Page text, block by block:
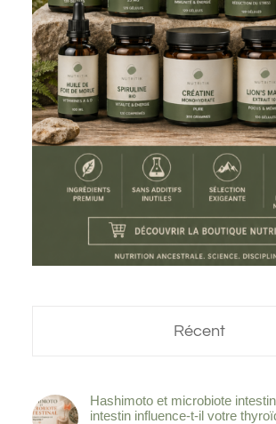
Récent
Hashimoto et microbiote
intestin influence-t-il votre